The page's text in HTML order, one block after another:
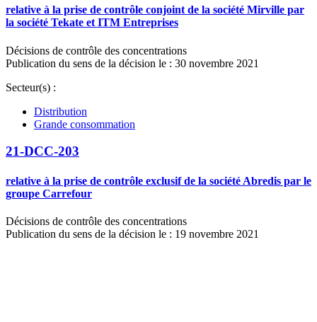
relative à la prise de contrôle conjoint de la société Mirville par
la société Tekate et ITM Entreprises
Décisions de contrôle des concentrations
Publication du sens de la décision le : 30 novembre 2021
Secteur(s) :
Distribution
Grande consommation
21-DCC-203
relative à la prise de contrôle exclusif de la société Abredis par le
groupe Carrefour
Décisions de contrôle des concentrations
Publication du sens de la décision le : 19 novembre 2021